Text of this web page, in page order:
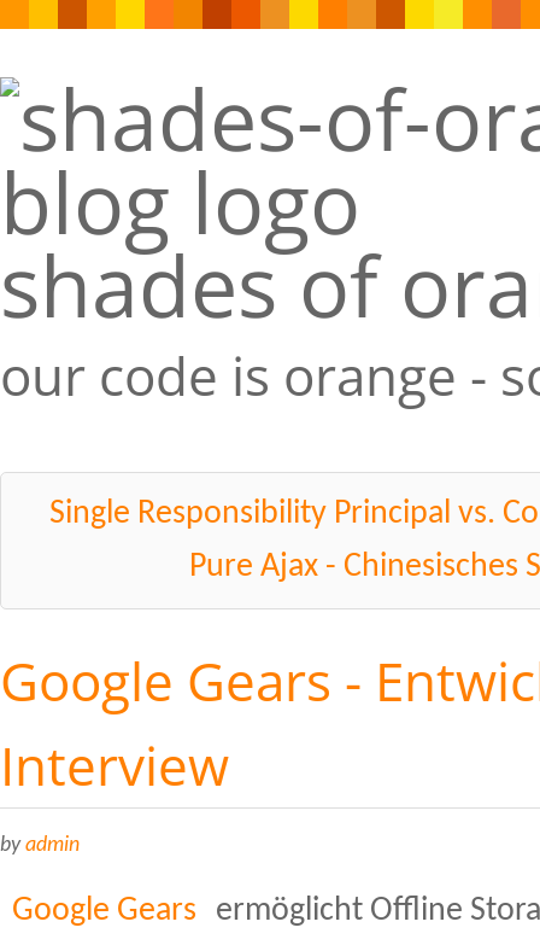
shades of
our code is orange -
Single Responsibility Principal vs.
Pure Ajax - Chinesisches
Google Gears -
Interview
byadmin
Google Gears
ermöglicht Offline